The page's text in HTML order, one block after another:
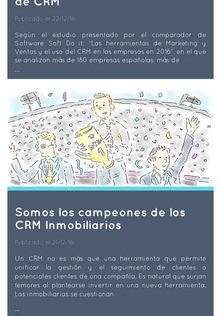
Publicado el 22/12/16
Según el estudio presentado por el comparador de
Software Soft Do it: “Las herramientas de Marketing y
Ventas y el uso del CRM en las empresas en 2016”, en el que
se analizan más de 180 empresas españolas, más de
...
Somos los campeones de los
CRM Inmobiliarios
Publicado el 21/12/16
Un CRM no es más que una herramienta que permite
unificar la gestión y el seguimiento de clientes o
potenciales clientes de una compañía. Es natural que surjan
temores al plantearse invertir en una nueva herramienta.
Las inmobiliarias se cuestionan
...